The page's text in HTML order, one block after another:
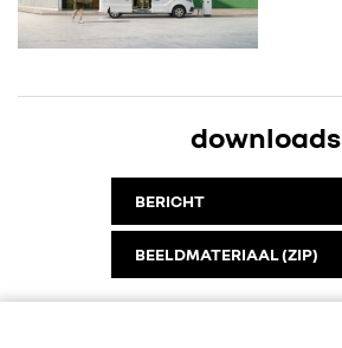
downloads
BERICHT
BEELDMATERIAAL (ZIP)